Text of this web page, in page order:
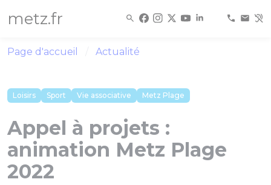
metz.fr
Page d'accueil Actualité
Loisirs Sport Vie associative Metz Plage
Appel à projets :
animation Metz Plage
2022